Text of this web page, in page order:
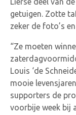
getuigen. Zotte
zeker de foto’s
“Ze moeten
Louis ‘de
mooie
supporters de
voorbije week bij